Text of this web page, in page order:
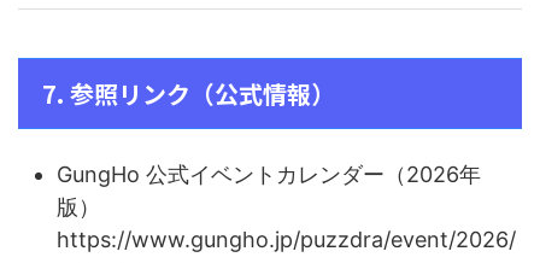
7. 参照リンク（公式情報）
GungHo 公式イベントカレンダー（2026年
版）
https://www.gungho.jp/puzzdra/event/2026/